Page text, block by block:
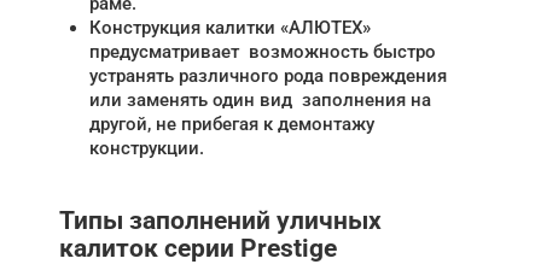
Конструкция калитки «АЛЮТЕХ»
предусматривает возможность быстро
устранять различного рода повреждения
или заменять один вид заполнения на
другой, не прибегая к демонтажу
конструкции.
Типы заполнений уличных
калиток серии Prestige